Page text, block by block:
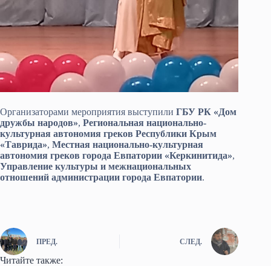
Организаторами мероприятия выступили ГБУ РК «Дом
дружбы народов», Региональная национально-
культурная автономия греков Республики Крым
«Таврида», Местная национально-культурная
автономия греков города Евпатории «Керкинитида»,
Управление культуры и межнациональных
отношений администрации города Евпатории.
ПРЕД. СЛЕД.
Читайте также: